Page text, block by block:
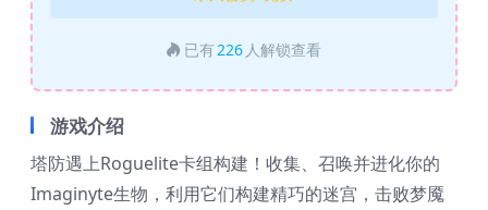
已有226 人解锁查看
游戏介绍
塔防遇上Roguelite卡组构建！收集、召唤并进化你的
Imaginyte生物，利用它们构建精巧的迷宫，击败梦魇